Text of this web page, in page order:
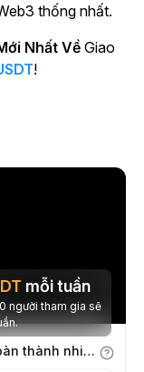
thống nhất.
Nhất VềGiao
!
mỗi tuần
tuần.
Kiếm Điểm kinh nghiệm bằng cách hoàn thành nhiệm vụ